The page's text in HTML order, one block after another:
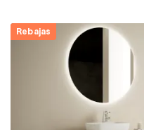
Rebajas